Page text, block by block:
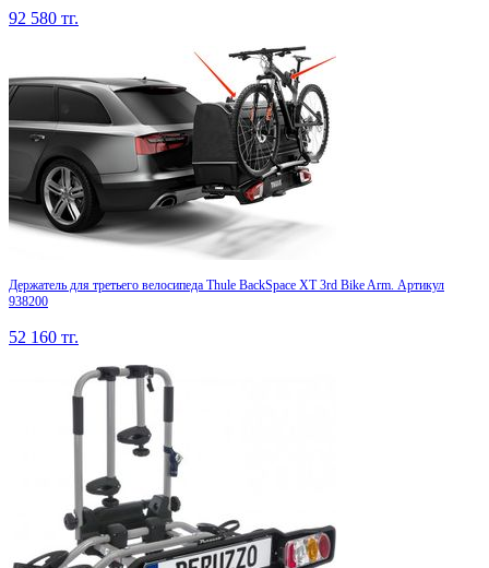
92 580 тг.
Держатель для третьего велосипеда Thule BackSpace XT 3rd Bike Arm. Артикул
938200
52 160 тг.